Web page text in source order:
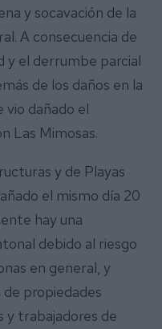
y socavación de la
A consecuencia de
y el derrumbe parcial
de los daños en la
vio dañado el
Las Mimosas.
y de Playas
el mismo día 20
hay una
debido al riesgo
en general, y
propiedades
y trabajadores de